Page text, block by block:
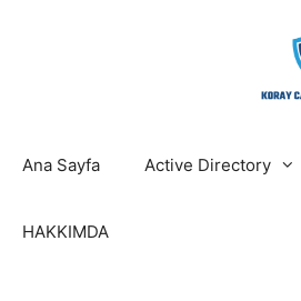
Ana Sayfa Active Directory
HAKKIMDA